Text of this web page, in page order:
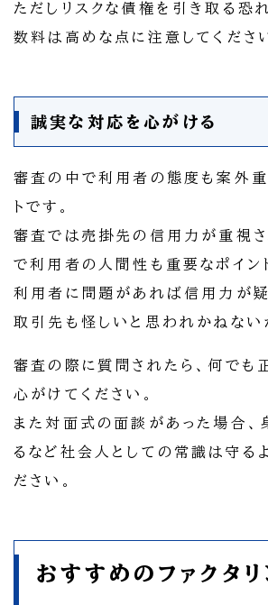
ただしリスクな債権を引き取る恐
数料は高めな点に注意してください
誠実な対応を心がける
審査の中で利用者の態度も案外重
トです。
審査では売掛先の信用力が重視さ
で利用者の人間性も重要なポイン
利用者に問題があれば信用力が疑
取引先も怪しいと思われかねない
審査の際に質問されたら、何でも
心がけてください。
また対面式の面談があった場合、
るなど社会人としての常識は守る
ださい。
おすすめのファクタ